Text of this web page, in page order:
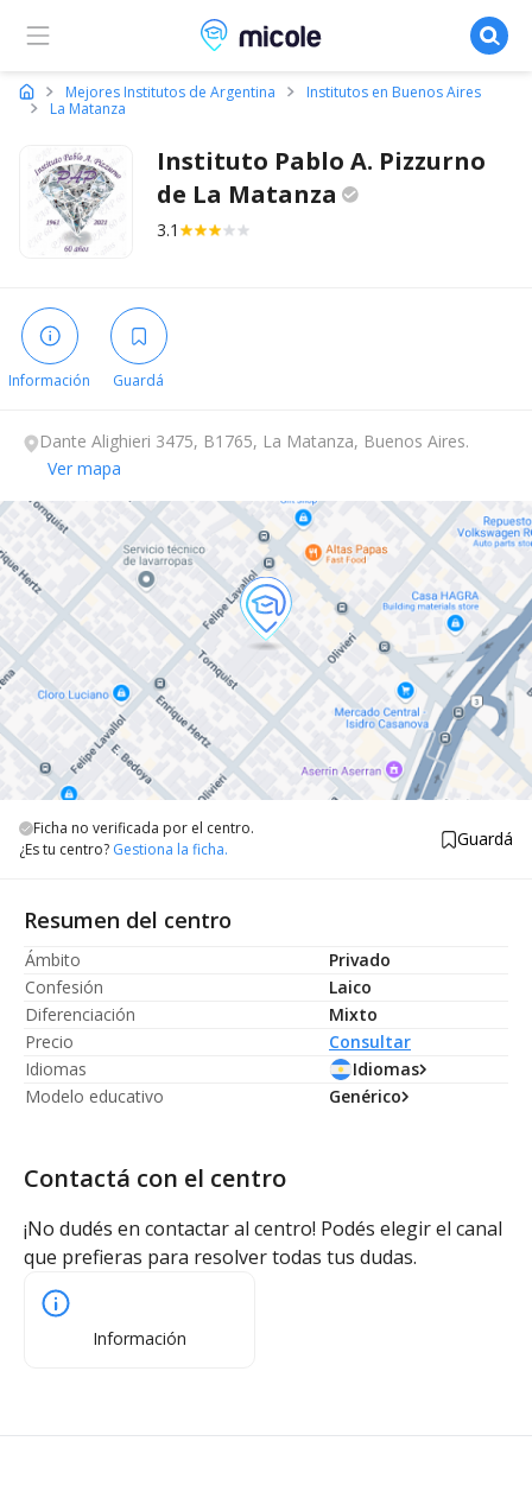
Micole, buscador de colegios
Mejores Institutos de Argentina
Institutos en Buenos Aires
La Matanza
Instituto Pablo A. Pizzurno
de La Matanza
3.1
Información Guardá
Dante Alighieri 3475, B1765, La Matanza, Buenos Aires.
Ver mapa
Ficha no verificada por el centro.
¿Es tu centro? Gestiona la ficha. Guardá
Resumen del centro
Ámbito
Privado
Confesión
Laico
Diferenciación
Mixto
Precio
Consultar
Idiomas
Idiomas
Modelo educativo
Genérico
Contactá con el centro
¡No dudés en contactar al centro! Podés elegir el canal
que prefieras para resolver todas tus dudas.
Información